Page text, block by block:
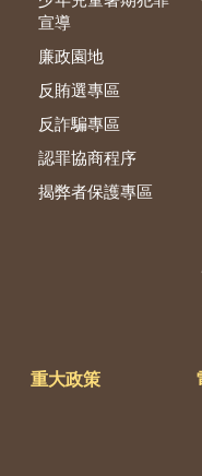
宣導
廉政園地
反賄選專區
反詐騙專區
認罪協商程序
揭弊者保護專區
重大政策